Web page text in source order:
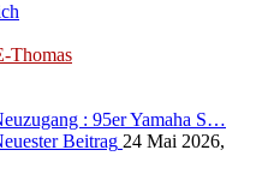
Thomas
: 95er Yamaha S…
Beitrag 24 Mai 2026,